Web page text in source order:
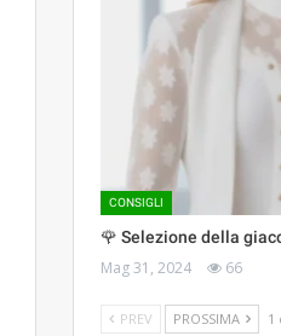
CONSIGLI
🌹 Selezione della
Mag 31, 2024 66
PREV PROSSIMA 1